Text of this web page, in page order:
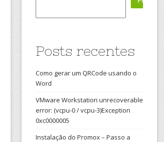
Posts recentes
Como gerar um QRCode usando o
Word
VMware Workstation unrecoverable
error: (vcpu-0 / vcpu-3)Exception
0xc0000005
Instalação do Promox – Passo a